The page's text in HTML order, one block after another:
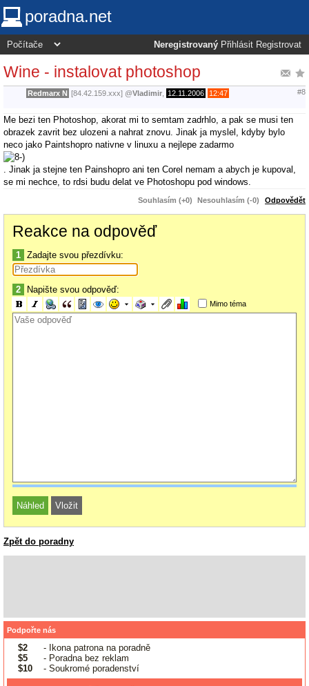
poradna.net
Neregistrovaný Přihlásit Registrovat
Wine - instalovat photoshop
Redmarx N [84.42.159.xxx] @Vladimir 12.11.2006 12:47 #8
Me bezi ten Photoshop, akorat mi to semtam zadrhlo, a pak se musi ten
obrazek zavrit bez ulozeni a nahrat znovu. Jinak ja myslel, kdyby bylo
neco jako Paintshopro nativne v linuxu a nejlepe zadarmo
. Jinak ja stejne ten Painshopro ani ten Corel nemam a abych je kupoval,
se mi nechce, to rdsi budu delat ve Photoshopu pod windows.
Souhlasím (+0) Nesouhlasím (-0) Odpovědět
Reakce na odpověď
1 Zadajte svou přezdívku:
2 Napište svou odpověď:
Mimo téma
Zpět do poradny
Podpořte nás
$2
- Ikona patrona na poradně
$5
- Poradna bez reklam
$10
- Soukromé poradenství